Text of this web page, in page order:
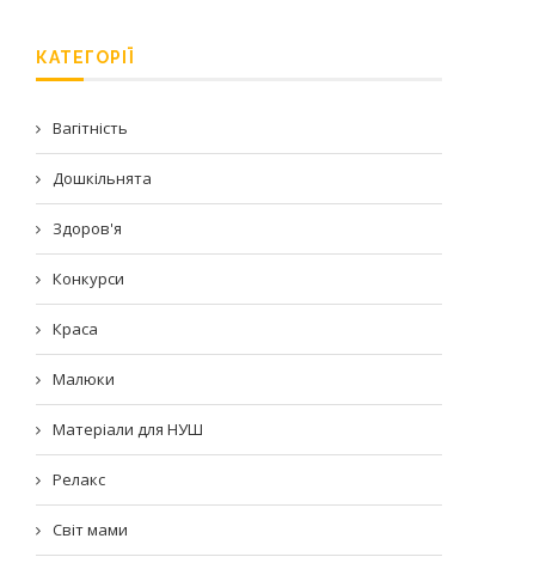
КАТЕГОРІЇ
Вагітність
Дошкільнята
Здоров'я
Конкурси
Краса
Малюки
Матеріали для НУШ
Релакс
Світ мами